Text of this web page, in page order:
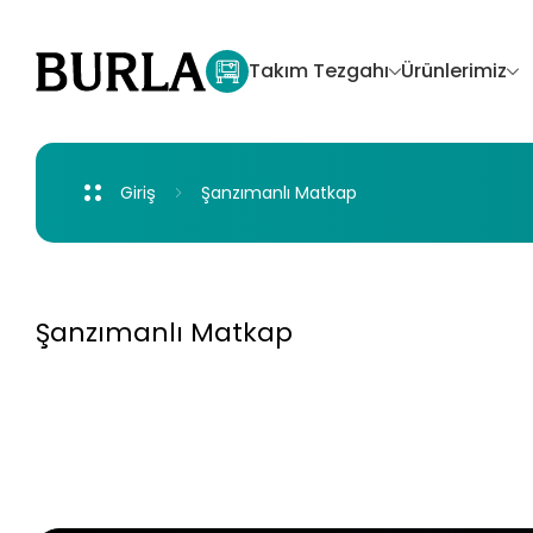
Takım Tezgahı Ürünlerimiz
Giriş Şanzımanlı Matkap
Şanzımanlı Matkap